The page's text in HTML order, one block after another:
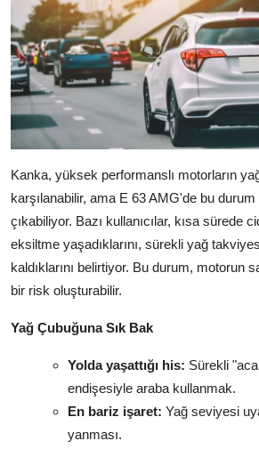
Kanka, yüksek performanslı motorların
karşılanabilir, ama E 63 AMG'de bu
çıkabiliyor. Bazı kullanıcılar, kısa sürede
eksiltme yaşadıklarını, sürekli yağ
kaldıklarını belirtiyor. Bu durum, motorun
bir risk oluşturabilir.
Yağ Çubuğuna Sık Bak
Yolda yaşattığı his: Sürekli
endişesiyle araba kullanmak.
En bariz işaret: Yağ seviyesi
yanması.